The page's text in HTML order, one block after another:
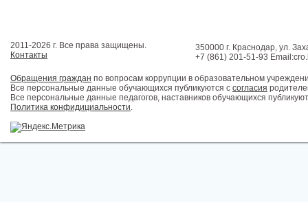
2011-2026 г. Все права защищены.
Контакты
350000 г. Краснодар, ул.
+7 (861) 201-51-93
Обращения граждан по вопросам коррупции в образовательном
Все персональные данные обучающихся публикуются с согласия
Все персональные данные педагогов, наставников обучающихся
Политика конфидициальности.